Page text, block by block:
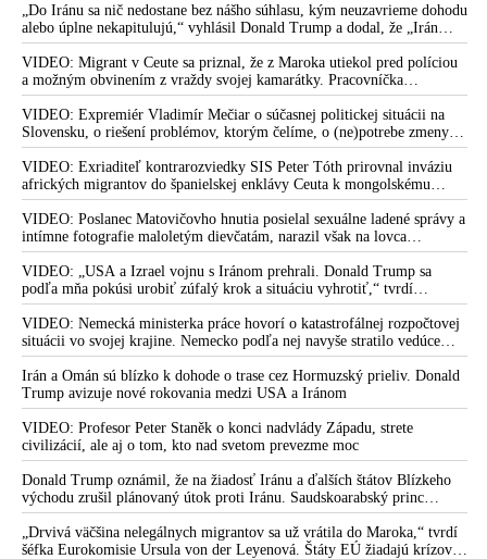
„Do Iránu sa nič nedostane bez nášho súhlasu, kým neuzavrieme dohodu
alebo úplne nekapitulujú,“ vyhlásil Donald Trump a dodal, že „Irán
nikdy nebude mať jadrovú zbraň!“
VIDEO: Migrant v Ceute sa priznal, že z Maroka utiekol pred políciou
a možným obvinením z vraždy svojej kamarátky. Pracovníčka
migračného centra v Ceute medzitým potvrdila, že väčšina utečencov v
meste pochádza zo subsaharskej Afriky, ale taktiež z Bangladéša a
Jemenu
VIDEO: Expremiér Vladimír Mečiar o súčasnej politickej situácii na
Slovensku, o riešení problémov, ktorým čelíme, o (ne)potrebe zmeny
volebného systému, ale aj o meniacom sa svetovom poriadku a
postavení našej vlasti v ňom
VIDEO: Exriaditeľ kontrarozviedky SIS Peter Tóth prirovnal inváziu
afrických migrantov do španielskej enklávy Ceuta k mongolskému
vpádu do strednej Európy, ku ktorému došlo v 13. storočí
VIDEO: Poslanec Matovičovho hnutia posielal sexuálne ladené správy a
intímne fotografie maloletým dievčatám, narazil však na lovca
pedofilov
VIDEO: „USA a Izrael vojnu s Iránom prehrali. Donald Trump sa
podľa mňa pokúsi urobiť zúfalý krok a situáciu vyhrotiť,“ tvrdí
americký armádny plukovník vo výslužbe Douglas Macgregor
VIDEO: Nemecká ministerka práce hovorí o katastrofálnej rozpočtovej
situácii vo svojej krajine. Nemecko podľa nej navyše stratilo vedúce
postavenie v mnohých technologických oblastiach
Irán a Omán sú blízko k dohode o trase cez Hormuzský prieliv. Donald
Trump avizuje nové rokovania medzi USA a Iránom
VIDEO: Profesor Peter Staněk o konci nadvlády Západu, strete
civilizácií, ale aj o tom, kto nad svetom prevezme moc
Donald Trump oznámil, že na žiadosť Iránu a ďalších štátov Blízkeho
východu zrušil plánovaný útok proti Iránu. Saudskoarabský princ
medzitým varoval amerického prezidenta pred ďalšou eskaláciou
konfliktu
„Drvivá väčšina nelegálnych migrantov sa už vrátila do Maroka,“ tvrdí
šéfka Eurokomisie Ursula von der Leyenová. Štáty EÚ žiadajú krízové